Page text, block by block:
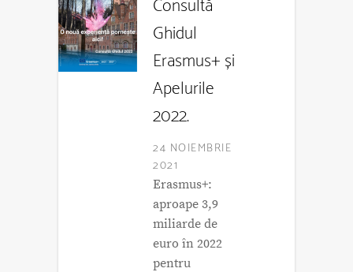
Consultă
Ghidul
Erasmus+ și
Apelurile
2022.
24 NOIEMBRIE
2021
Erasmus+:
aproape 3,9
miliarde de
euro în 2022
pentru